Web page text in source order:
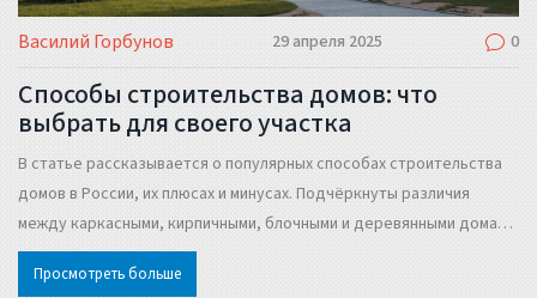
Василий Горбунов 29 апреля 2025 0
Способы строительства домов: что
выбрать для своего участка
В статье рассказывается о популярных способах строительства
домов в России, их плюсах и минусах. Подчёркнуты различия
между каркасными, кирпичными, блочными и деревянными домами.
Даются практические советы по выбору подходящего варианта
для разных потребностей и бюджетов. Обсуждаются нюансы
Просмотреть больше